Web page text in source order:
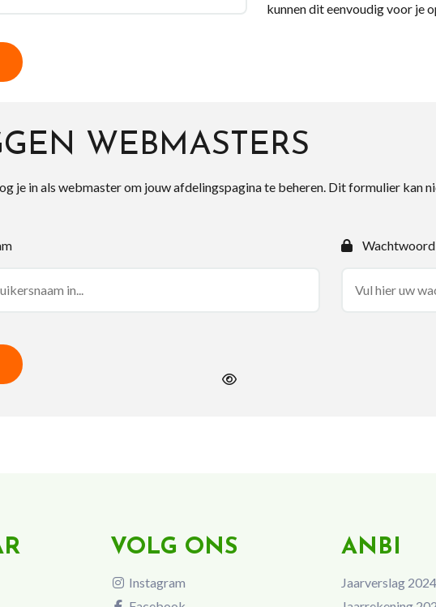
kunnen dit eenvoudig voor je
WEBMASTERS
je in als webmaster om jouw afdelingspagina te beheren. Dit formulier kan
Wachtwoord
VOLG ONS
Instagram
ANBI
Jaarverslag 2024